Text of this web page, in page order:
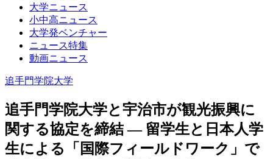
大学ニュース
小中高ニュース
大学発ベンチャー
ニュース特集
動画ニュース
追手門学院大学
追手門学院大学と宇治市が観光振興に
関する協定を締結 — 留学生と日本人学
生による「国際フィールドワーク」で